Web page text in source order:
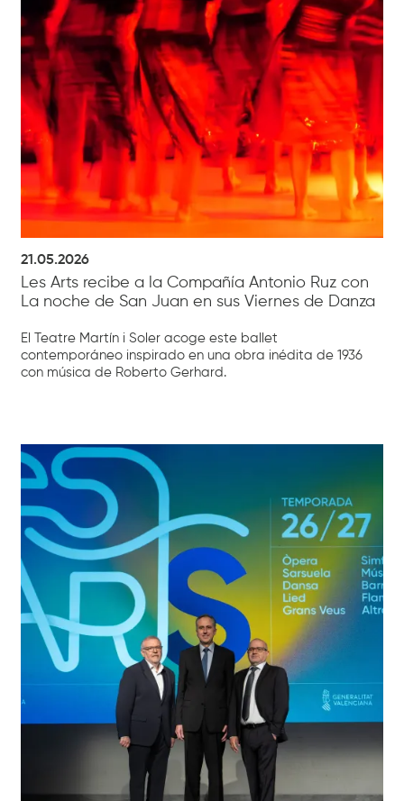
21.05.2026
Les Arts recibe a la Compañía Antonio Ruz con
La noche de San Juan en sus Viernes de Danza
El Teatre Martín i Soler acoge este ballet
contemporáneo inspirado en una obra inédita de 1936
con música de Roberto Gerhard.